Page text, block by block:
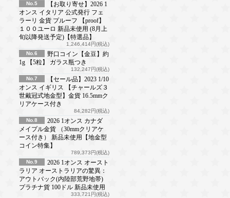
No.5
【お取り寄せ】2026 1
オンス イタリア 公式発行 フェ
ラーリ 金貨 プルーフ 【proof】
１００ユーロ 新品未使用 (8月上
旬以降発送予定)【特選品】
1,246,414円(税込)
No.6
野口コイン【金豆】約
1g 【5粒】 ガラス瓶つき
132,247円(税込)
No.7
【セール品】2023 1/10
オンス イギリス 【チャールズ３
世戴冠式地金型】金貨 16.5mmク
リアケース付き
84,282円(税込)
No.8
2026 1オンス カナダ
メイプル金貨 （30mmクリアケ
ース付き） 新品未使用【地金型
コイン特集】
789,373円(税込)
No.9
2026 1オンス オースト
ラリア オーストラリアの驚異：
アウトバック(内陸部荒野地帯)
プラチナ貨 100ドル 新品未使用
333,721円(税込)